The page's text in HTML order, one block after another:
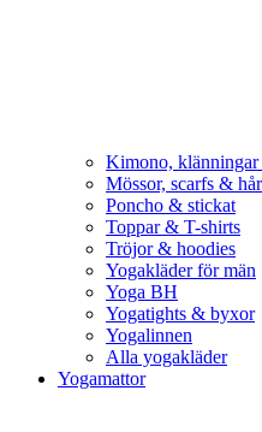
Kimono,
Mössor, scarfs &
Poncho & stickat
Toppar & T-shirts
Tröjor & hoodies
Yogakläder för män
Yoga BH
Yogatights & byxor
Yogalinnen
Alla yogakläder
Yogamattor